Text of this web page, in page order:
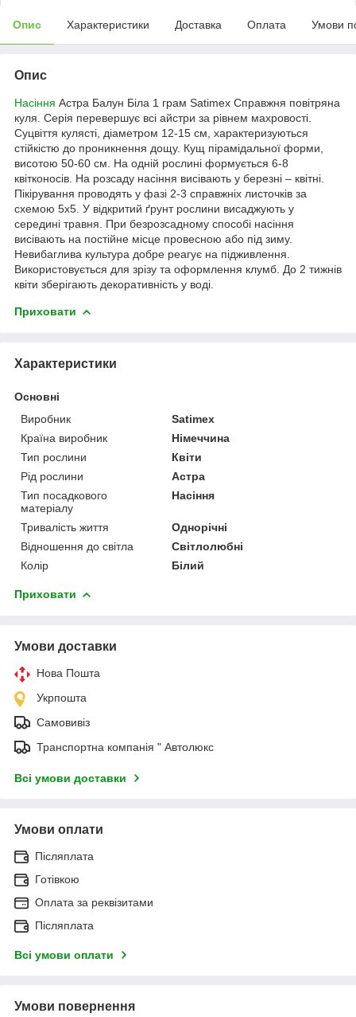
Опис Характеристики Доставка Оплата Умови
Опис
Насіння Астра Балун Біла 1 грам Satimex Справжня повітряна
куля. Серія перевершує всі айстри за рівнем махровості.
Суцвіття кулясті, діаметром 12-15 см, характеризуються
стійкістю до проникнення дощу. Кущ пірамідальної форми,
висотою 50-60 см. На одній рослині формується 6-8
квітконосів. На розсаду насіння висівають у березні – квітні.
Пікірування проводять у фазі 2-3 справжніх листочків за
схемою 5x5. У відкритий ґрунт рослини висаджують у
середині травня. При безрозсадному способі насіння
висівають на постійне місце провесною або під зиму.
Невибаглива культура добре реагує на підживлення.
Використовується для зрізу та оформлення клумб. До 2 тижнів
квіти зберігають декоративність у воді.
Приховати
Характеристики
Основні
Виробник
Satimex
Країна виробник
Німеччина
Тип рослини
Квіти
Рід рослини
Астра
Тип посадкового
матеріалу
Насіння
Тривалість життя
Однорічні
Відношення до світла
Світлолюбні
Колір
Білий
Приховати
Умови доставки
Нова Пошта
Укрпошта
Самовивіз
Транспортна компанія " Автолюкс
Всі умови доставки
Умови оплати
Післяплата
Готівкою
Оплата за реквізитами
Післяплата
Всі умови оплати
Умови повернення